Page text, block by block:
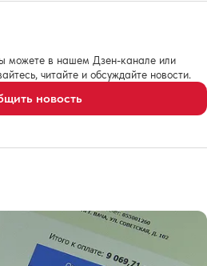
можете в нашем Дзен-канале или
читайте и обсуждайте новости.
новость